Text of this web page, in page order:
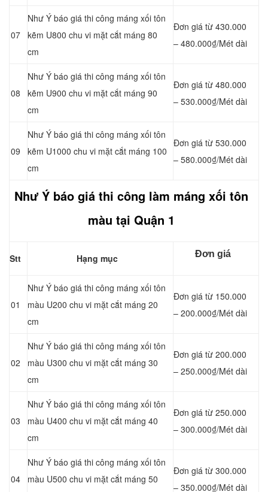
07
Như Ý báo giá thi công máng xối tôn
kẽm U800 chu vi mặt cắt máng 80
cm
Đơn giá từ 430.000
– 480.000₫/Mét dài
08
Như Ý báo giá thi công máng xối tôn
kẽm U900 chu vi mặt cắt máng 90
cm
Đơn giá từ 480.000
– 530.000₫/Mét dài
09
Như Ý báo giá thi công máng xối tôn
kẽm U1000 chu vi mặt cắt máng 100
cm
Đơn giá từ 530.000
– 580.000₫/Mét dài
Như Ý báo giá thi công làm máng xối tôn
màu tại Quận 1
Stt Hạng mục Đơn giá
01
Như Ý báo giá thi công máng xối tôn
màu U200 chu vi mặt cắt máng 20
cm
Đơn giá từ 150.000
– 200.000₫/Mét dài
02
Như Ý báo giá thi công máng xối tôn
màu U300 chu vi mặt cắt máng 30
cm
Đơn giá từ 200.000
– 250.000₫/Mét dài
03
Như Ý báo giá thi công máng xối tôn
màu U400 chu vi mặt cắt máng 40
cm
Đơn giá từ 250.000
– 300.000₫/Mét dài
04
Như Ý báo giá thi công máng xối tôn
màu U500 chu vi mặt cắt máng 50
Đơn giá từ 300.000
– 350.000₫/Mét dài